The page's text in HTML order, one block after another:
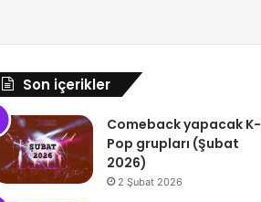
Son içerikler
Comeback yapacak K-
Pop grupları (Şubat
2026)
2 Şubat 2026